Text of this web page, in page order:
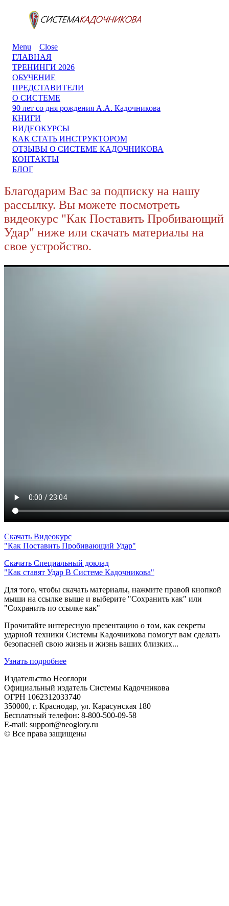
Menu
Close
ГЛАВНАЯ
ТРЕНИНГИ 2026
ОБУЧЕНИЕ
ПРЕДСТАВИТЕЛИ
О СИСТЕМЕ
90 лет со дня рождения А.А. Кадочникова
КНИГИ
ВИДЕОКУРСЫ
КАК СТАТЬ ИНСТРУКТОРОМ
ОТЗЫВЫ О СИСТЕМЕ КАДОЧНИКОВА
КОНТАКТЫ
БЛОГ
Благодарим Вас за подписку на нашу
рассылку. Вы можете посмотреть
видеокурс "Как Поставить Пробивающий
Удар" ниже или скачать материалы на
свое устройство.
Скачать Видеокурс
"Как Поставить Пробивающий Удар"
Скачать Специальный доклад
"Как ставят Удар В Системе Кадочникова"
Для того, чтобы скачать материалы, нажмите правой кнопкой
мыши на ссылке выше и выберите "Сохранить как" или
"Сохранить по ссылке как"
Прочитайте интересную презентацию о том, как секреты
ударной техники Системы Кадочникова помогут вам сделать
безопасней свою жизнь и жизнь ваших близких...
Узнать подробнее
Издательство Неоглори
Официальный издатель Системы Кадочникова
ОГРН 1062312033740
350000, г. Краснодар, ул. Карасунская 180
Бесплатный телефон: 8-800-500-09-58
E-mail: support@neoglory.ru
© Все права защищены